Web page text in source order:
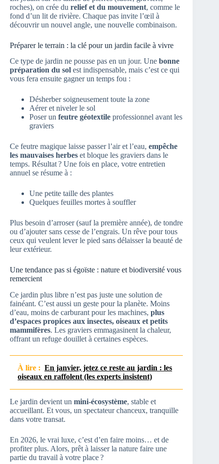
roches), on crée du relief et du mouvement, comme le
fond d’un lit de rivière. Chaque pas invite l’œil à
découvrir un nouvel angle, une nouvelle combinaison.
Préparer le terrain : la clé pour un jardin facile à vivre
Ce type de jardin ne pousse pas en un jour. Une bonne
préparation du sol est indispensable, mais c’est ce qui
vous fera ensuite gagner un temps fou :
Désherber soigneusement toute la zone
Aérer et niveler le sol
Poser un feutre géotextile professionnel avant les
graviers
Ce feutre magique laisse passer l’air et l’eau, empêche
les mauvaises herbes et bloque les graviers dans le
temps. Résultat ? Une fois en place, votre entretien
annuel se résume à :
Une petite taille des plantes
Quelques feuilles mortes à souffler
Plus besoin d’arroser (sauf la première année), de tondre
ou d’ajouter sans cesse de l’engrais. Un rêve pour tous
ceux qui veulent lever le pied sans délaisser la beauté de
leur extérieur.
Une tendance pas si égoïste : nature et biodiversité vous
remercient
Ce jardin plus libre n’est pas juste une solution de
fainéant. C’est aussi un geste pour la planète. Moins
d’eau, moins de carburant pour les machines, plus
d’espaces propices aux insectes, oiseaux et petits
mammifères. Les graviers emmagasinent la chaleur,
offrant un refuge douillet à certaines espèces.
À lire : En janvier, jetez ce reste au jardin : les
oiseaux en raffolent (les experts insistent)
Le jardin devient un mini-écosystème, stable et
accueillant. Et vous, un spectateur chanceux, tranquille
dans votre transat.
En 2026, le vrai luxe, c’est d’en faire moins… et de
profiter plus. Alors, prêt à laisser la nature faire une
partie du travail à votre place ?